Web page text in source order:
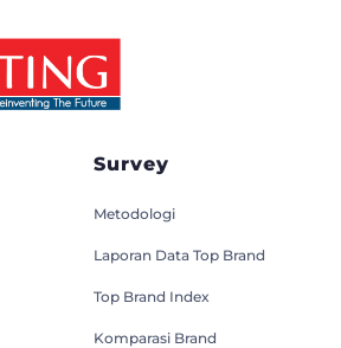
Survey
Metodologi
Laporan Data Top Brand
Top Brand Index
Komparasi Brand